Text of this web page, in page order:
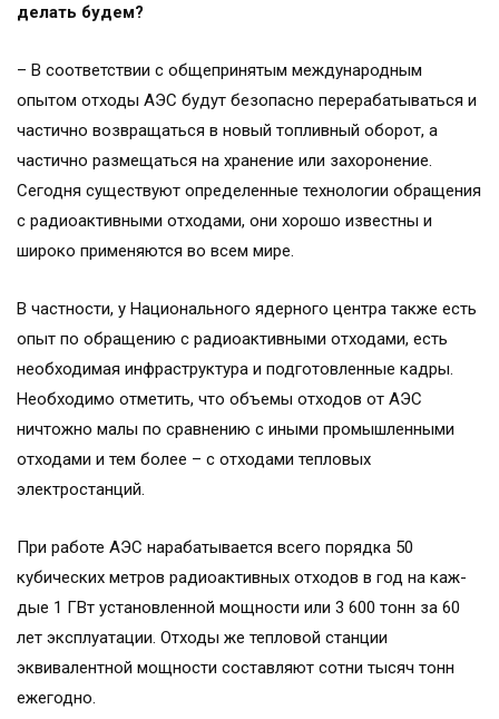
делать будем?
– В соответствии с общепринятым международным
опытом отходы АЭС будут безопасно перерабатываться и
частично возвращаться в новый топливный оборот, а
частично размещаться на хранение или захоронение.
Сегодня существуют определенные технологии обращения
с радиоактивными отходами, они хорошо известны и
широко применяются во всем мире.
В частности, у Национального ядерного центра также есть
опыт по обращению с радиоактивными отходами, есть
необходимая инфраструктура и подготовленные кадры.
Необходимо отметить, что объемы отходов от АЭС
ничтожно малы по сравнению с иными промышленными
отходами и тем более – с отходами тепловых
электростанций.
При работе АЭС нарабатывается всего порядка 50
кубических метров радиоактивных отходов в год на каж­
дые 1 ГВт установленной мощности или 3 600 тонн за 60
лет эксплуатации. Отходы же тепловой станции
эквивалентной мощности составляют сотни тысяч тонн
ежегодно.